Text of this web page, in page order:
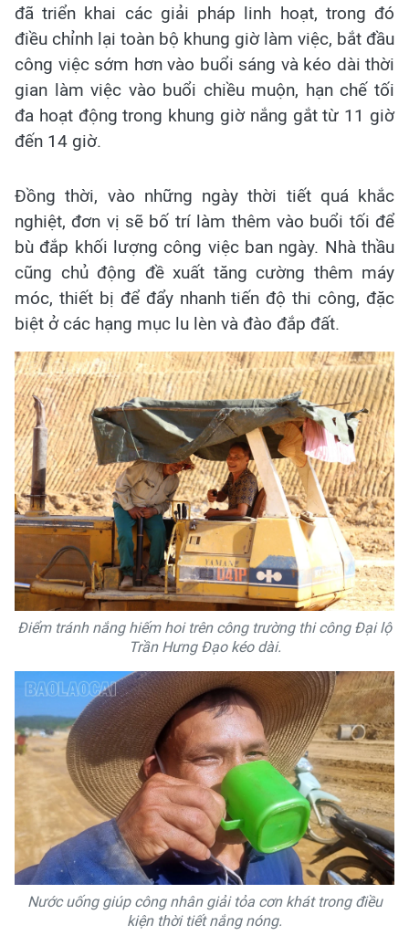
đã triển khai các giải pháp linh hoạt, trong đó
điều chỉnh lại toàn bộ khung giờ làm việc, bắt đầu
công việc sớm hơn vào buổi sáng và kéo dài thời
gian làm việc vào buổi chiều muộn, hạn chế tối
đa hoạt động trong khung giờ nắng gắt từ 11 giờ
đến 14 giờ.
Đồng thời, vào những ngày thời tiết quá khắc
nghiệt, đơn vị sẽ bố trí làm thêm vào buổi tối để
bù đắp khối lượng công việc ban ngày. Nhà thầu
cũng chủ động đề xuất tăng cường thêm máy
móc, thiết bị để đẩy nhanh tiến độ thi công, đặc
biệt ở các hạng mục lu lèn và đào đắp đất.
Điểm tránh nắng hiếm hoi trên công trường thi công Đại lộ
Trần Hưng Đạo kéo dài.
Nước uống giúp công nhân giải tỏa cơn khát trong điều
kiện thời tiết nắng nóng.